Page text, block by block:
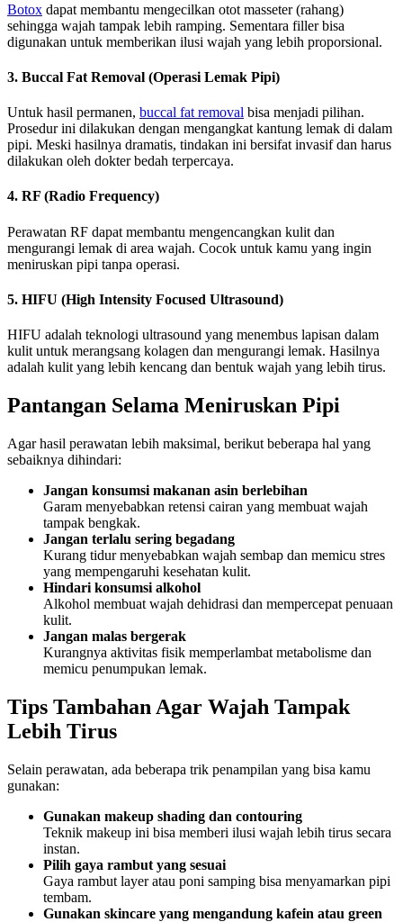
Botox dapat membantu mengecilkan otot masseter (rahang)
sehingga wajah tampak lebih ramping. Sementara filler bisa
digunakan untuk memberikan ilusi wajah yang lebih proporsional.
3. Buccal Fat Removal (Operasi Lemak Pipi)
Untuk hasil permanen, buccal fat removal bisa menjadi pilihan.
Prosedur ini dilakukan dengan mengangkat kantung lemak di dalam
pipi. Meski hasilnya dramatis, tindakan ini bersifat invasif dan harus
dilakukan oleh dokter bedah terpercaya.
4. RF (Radio Frequency)
Perawatan RF dapat membantu mengencangkan kulit dan
mengurangi lemak di area wajah. Cocok untuk kamu yang ingin
meniruskan pipi tanpa operasi.
5. HIFU (High Intensity Focused Ultrasound)
HIFU adalah teknologi ultrasound yang menembus lapisan dalam
kulit untuk merangsang kolagen dan mengurangi lemak. Hasilnya
adalah kulit yang lebih kencang dan bentuk wajah yang lebih tirus.
Pantangan Selama Meniruskan Pipi
Agar hasil perawatan lebih maksimal, berikut beberapa hal yang
sebaiknya dihindari:
Jangan konsumsi makanan asin berlebihan
Garam menyebabkan retensi cairan yang membuat wajah
tampak bengkak.
Jangan terlalu sering begadang
Kurang tidur menyebabkan wajah sembap dan memicu stres
yang mempengaruhi kesehatan kulit.
Hindari konsumsi alkohol
Alkohol membuat wajah dehidrasi dan mempercepat penuaan
kulit.
Jangan malas bergerak
Kurangnya aktivitas fisik memperlambat metabolisme dan
memicu penumpukan lemak.
Tips Tambahan Agar Wajah Tampak
Lebih Tirus
Selain perawatan, ada beberapa trik penampilan yang bisa kamu
gunakan:
Gunakan makeup shading dan contouring
Teknik makeup ini bisa memberi ilusi wajah lebih tirus secara
instan.
Pilih gaya rambut yang sesuai
Gaya rambut layer atau poni samping bisa menyamarkan pipi
tembam.
Gunakan skincare yang mengandung kafein atau green